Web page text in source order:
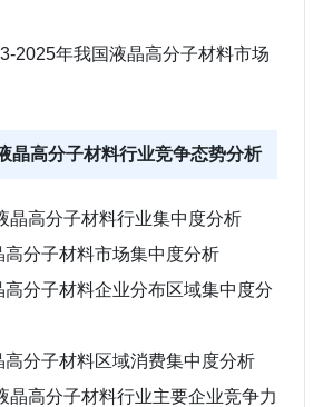
2025年我国液晶高分子材料市场
晶高分子材料行业竞争态势分析
晶高分子材料行业集中度分析
高分子材料市场集中度分析
高分子材料企业分布区域集中度分
高分子材料区域消费集中度分析
晶高分子材料行业主要企业竞争力